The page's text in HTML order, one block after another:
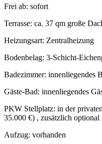
Frei ab: sofort
Terrasse: ca. 37 qm große
Heizungsart: Zentralheizung
Bodenbelag: 3-Schicht-
Badezimmer: innenliegendes
Gäste-Bad: innenliegendes
PKW Stellplatz: in der
35.000 €) , zusätzlich
Aufzug: vorhanden